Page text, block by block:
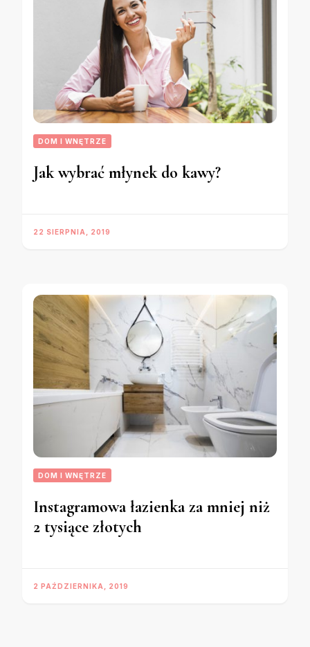
DOM I WNĘTRZE
Jak wybrać młynek do kawy?
22 SIERPNIA, 2019
DOM I WNĘTRZE
Instagramowa łazienka za mniej niż
2 tysiące złotych
2 PAŹDZIERNIKA, 2019